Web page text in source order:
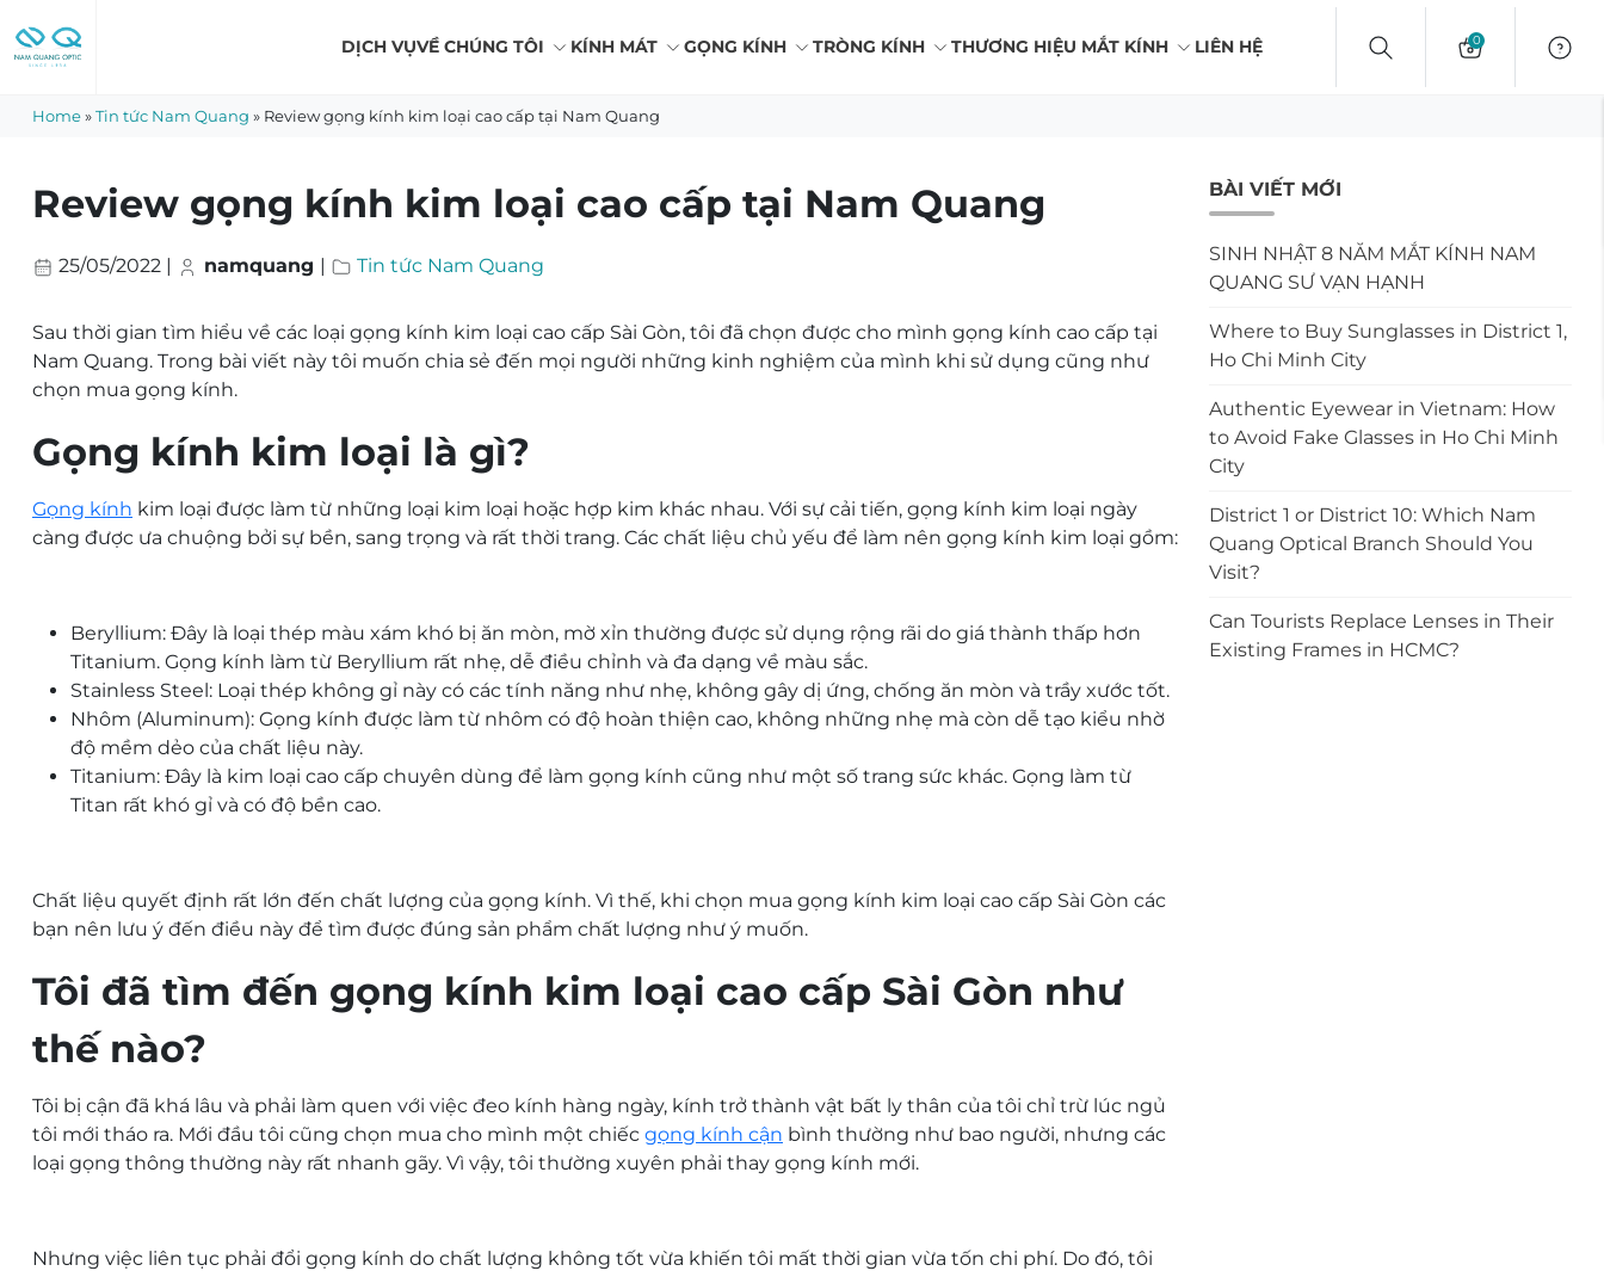
to
content
DỊCH VỤVỀ CHÚNG TÔI KÍNH MÁT GỌNG KÍNH TRÒNG KÍNH THƯƠNG HIỆU MẮT KÍNH LIÊN HỆ 0
Home»Tin tức Nam Quang » Review gọng kính kim loại cao cấp tại Nam Quang
Review gọng kính kim loại cao cấp tại Nam Quang
25/05/2022 | namquang | Tin tức Nam Quang
Sau thời gian tìm hiểu về các loại gọng kính kim loại cao cấp Sài Gòn, tôi đã chọn được cho mình gọng kính cao cấp tại
Nam Quang. Trong bài viết này tôi muốn chia sẻ đến mọi người những kinh nghiệm của mình khi sử dụng cũng như
chọn mua gọng kính.
Gọng kính kim loại là gì?
Gọng kính kim loại được làm từ những loại kim loại hoặc hợp kim khác nhau. Với sự cải tiến, gọng kính kim loại ngày
càng được ưa chuộng bởi sự bền, sang trọng và rất thời trang. Các chất liệu chủ yếu để làm nên gọng kính kim loại gồm:
Beryllium: Đây là loại thép màu xám khó bị ăn mòn, mờ xỉn thường được sử dụng rộng rãi do giá thành thấp hơn
Titanium. Gọng kính làm từ Beryllium rất nhẹ, dễ điều chỉnh và đa dạng về màu sắc.
Stainless Steel: Loại thép không gỉ này có các tính năng như nhẹ, không gây dị ứng, chống ăn mòn và trầy xước tốt.
Nhôm (Aluminum): Gọng kính được làm từ nhôm có độ hoàn thiện cao, không những nhẹ mà còn dễ tạo kiểu nhờ
độ mềm dẻo của chất liệu này.
Titanium: Đây là kim loại cao cấp chuyên dùng để làm gọng kính cũng như một số trang sức khác. Gọng làm từ
Titan rất khó gỉ và có độ bền cao.
Chất liệu quyết định rất lớn đến chất lượng của gọng kính. Vì thế, khi chọn mua gọng kính kim loại cao cấp Sài Gòn các
bạn nên lưu ý đến điều này để tìm được đúng sản phẩm chất lượng như ý muốn.
Tôi đã tìm đến gọng kính kim loại cao cấp Sài Gòn như
thế nào?
Tôi bị cận đã khá lâu và phải làm quen với việc đeo kính hàng ngày, kính trở thành vật bất ly thân của tôi chỉ trừ lúc ngủ
tôi mới tháo ra. Mới đầu tôi cũng chọn mua cho mình một chiếc gọng kính cận bình thường như bao người, nhưng các
loại gọng thông thường này rất nhanh gãy. Vì vậy, tôi thường xuyên phải thay gọng kính mới.
Nhưng việc liên tục phải đổi gọng kính do chất lượng không tốt vừa khiến tôi mất thời gian vừa tốn chi phí. Do đó, tôi
BÀI VIẾT MỚI
SINH NHẬT 8 NĂM MẮT KÍNH NAM
QUANG SƯ VẠN HẠNH
Where to Buy Sunglasses in District 1,
Ho Chi Minh City
Authentic Eyewear in Vietnam: How
to Avoid Fake Glasses in Ho Chi Minh
City
District 1 or District 10: Which Nam
Quang Optical Branch Should You
Visit?
Can Tourists Replace Lenses in Their
Existing Frames in HCMC?